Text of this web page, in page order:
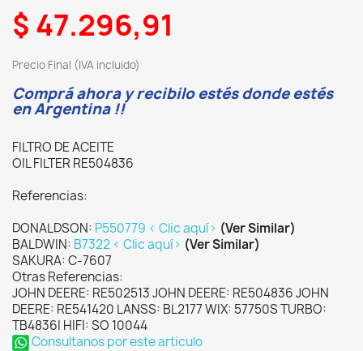
$ 47.296,91
Precio Final (IVA incluido)
Comprá ahora y recibilo estés donde estés
en Argentina !!
FILTRO DE ACEITE
OIL FILTER RE504836
Referencias:
DONALDSON: P550779 < Clic aquí> (Ver Similar)
BALDWIN: B7322 < Clic aquí> (Ver Similar)
SAKURA: C-7607
Otras Referencias:
JOHN DEERE: RE502513 JOHN DEERE: RE504836 JOHN
DEERE: RE541420 LANSS: BL2177 WIX: 57750S TURBO:
TB4836I HIFI: SO 10044
Consultanos por este articulo